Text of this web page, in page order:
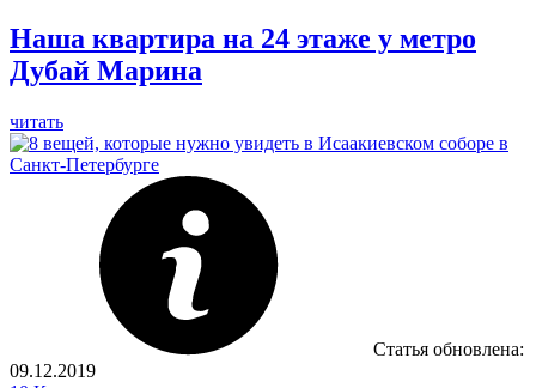
Наша квартира на 24 этаже у метро
Дубай Марина
читать
Статья обновлена:
09.12.2019